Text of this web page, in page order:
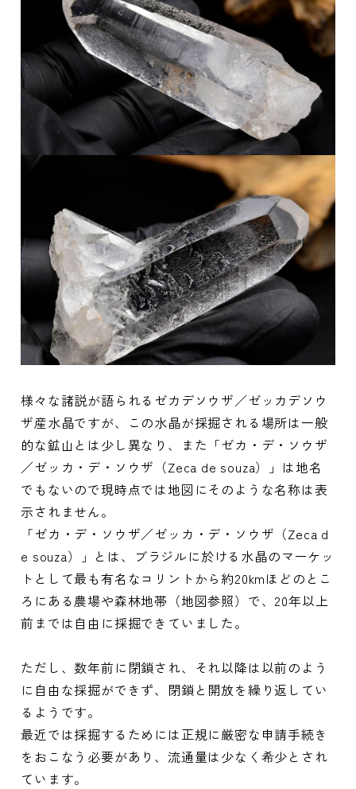
様々な諸説が語られるゼカデソウザ／ゼッカデソウ
ザ産水晶ですが、この水晶が採掘される場所は一般
的な鉱山とは少し異なり、また「ゼカ・デ・ソウザ
／ゼッカ・デ・ソウザ（Zeca de souza）」は地名
でもないので現時点では地図にそのような名称は表
示されません。
「ゼカ・デ・ソウザ／ゼッカ・デ・ソウザ（Zeca d
e souza）」とは、ブラジルに於ける水晶のマーケッ
トとして最も有名なコリントから約20kmほどのとこ
ろにある農場や森林地帯（地図参照）で、20年以上
前までは自由に採掘できていました。
ただし、数年前に閉鎖され、それ以降は以前のよう
に自由な採掘ができず、閉鎖と開放を繰り返してい
るようです。
最近では採掘するためには正規に厳密な申請手続き
をおこなう必要があり、流通量は少なく希少とされ
ています。